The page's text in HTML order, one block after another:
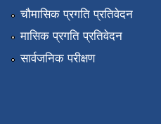
चौमासिक प्रगति प्रतिवेदन
मासिक प्रगति प्रतिवेदन
सार्वजनिक परीक्षण